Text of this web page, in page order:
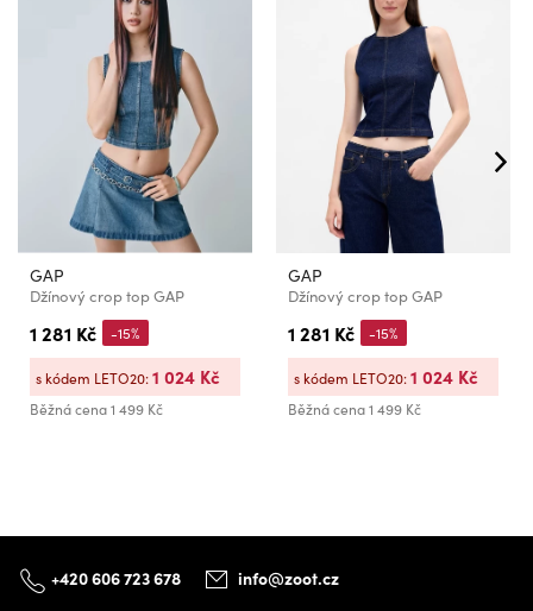
GAP
Džínový crop top GAP
1 281 Kč
Běžná cena1 499 Kč
-15%
s kódem LETO20:1 024 Kč
GAP
Džínový crop top GAP
1 281 Kč
Běžná cena1 499 Kč
-15%
s kódem LETO20:1 024 Kč
+420 606 723 678 info@zoot.cz